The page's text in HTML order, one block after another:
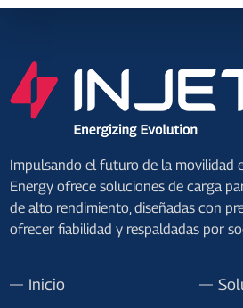
Impulsando el futuro de la movilidad
Energy ofrece soluciones de carga
de alto rendimiento, diseñadas con
ofrecer fiabilidad y respaldadas por
Inicio